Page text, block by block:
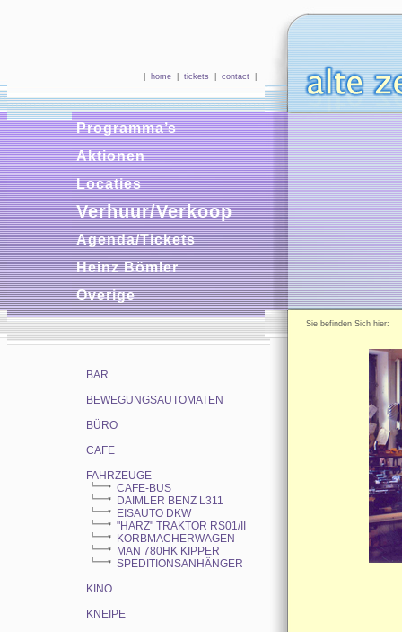
home tickets contact
Programma’s
Aktionen
Locaties
Verhuur/Verkoop
Agenda/Tickets
Heinz Bömler
Overige
BAR
BEWEGUNGSAUTOMATEN
BÜRO
CAFE
FAHRZEUGE
CAFE-BUS
DAIMLER BENZ L311
EISAUTO DKW
"HARZ" TRAKTOR RS01/II
KORBMACHERWAGEN
MAN 780HK KIPPER
SPEDITIONSANHÄNGER
KINO
KNEIPE
Sie befinden Sich